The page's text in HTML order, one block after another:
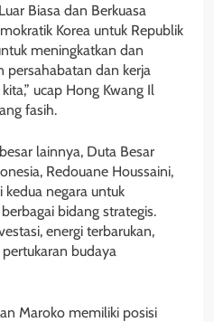
Biasa dan Berkuasa
Korea untuk Republik
meningkatkan dan
persahabatan dan kerja
ucap Hong Kwang Il
fasih.
lainnya, Duta Besar
Redouane Houssaini,
negara untuk
bidang strategis.
energi terbarukan,
budaya
Maroko memiliki posisi